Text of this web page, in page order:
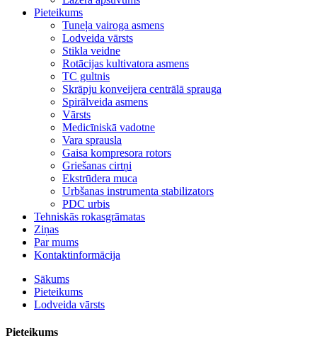
Pieteikums
Tuneļa vairoga asmens
Lodveida vārsts
Stikla veidne
Rotācijas kultivatora asmens
TC gultnis
Skrāpju konveijera centrālā sprauga
Spirālveida asmens
Vārsts
Medicīniskā vadotne
Vara sprausla
Gaisa kompresora rotors
Griešanas cirtņi
Ekstrūdera muca
Urbšanas instrumenta stabilizators
PDC urbis
Tehniskās rokasgrāmatas
Ziņas
Par mums
Kontaktinformācija
Sākums
Pieteikums
Lodveida vārsts
Pieteikums